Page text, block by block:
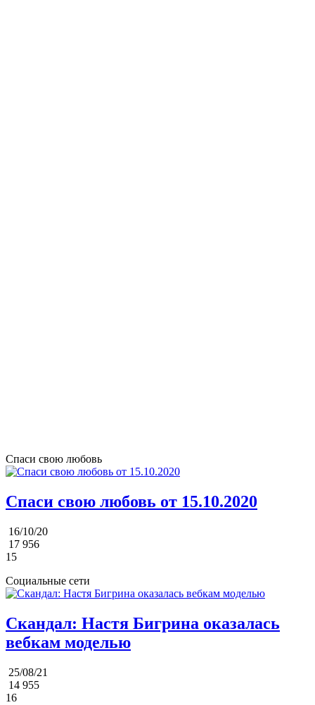
Спаси свою любовь
Спаси свою любовь от 15.10.2020
16/10/20
17 956
15
Социальные сети
Скандал: Настя Бигрина оказалась
вебкам моделью
25/08/21
14 955
16